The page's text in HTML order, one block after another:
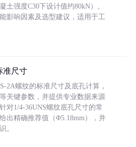
土强度C30下设计值约80kN）。
影响因素及选型建议，适用于工
准尺寸
2A螺纹的标准尺寸及底孔计算，
关键参数，并提供专业数据来源
对1/4-36UNS螺纹底孔尺寸的常
出精确推荐值（Φ5.18mm），并
。